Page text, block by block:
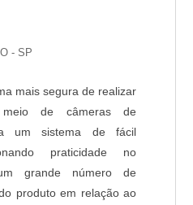
- SP
mais segura de realizar
meio de câmeras de
um sistema de fácil
praticidade no
grande número de
produto em relação ao